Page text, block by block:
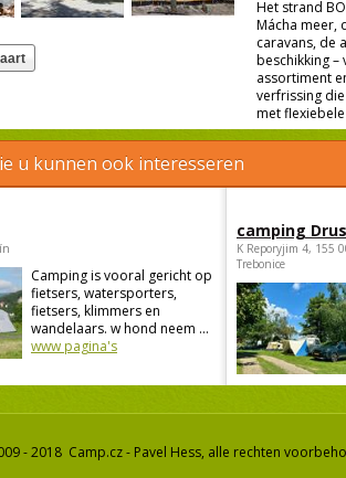
Het strand
Mácha meer,
caravans, de
beschikking –
assortiment
verfrissing
met
u kunnen ook interesseren
Camping is vooral gericht op
fietsers, watersporters,
fietsers, klimmers en
wandelaars. w hond neem ...
www pagina's
camping
K Reporyjim 4, 155
Trebonice
- 2018 Camp.cz - Pavel Hess, alle rechten